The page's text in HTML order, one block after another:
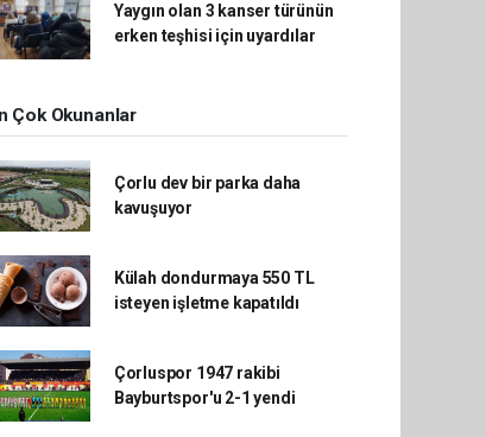
Yaygın olan 3 kanser türünün
erken teşhisi için uyardılar
Çok Okunanlar
Çorlu dev bir parka daha
kavuşuyor
Külah dondurmaya 550 TL
isteyen işletme kapatıldı
Çorluspor 1947 rakibi
Bayburtspor'u 2-1 yendi